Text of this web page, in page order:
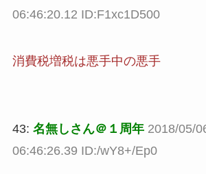
06:46:20.12 ID:F1xc1D500
消費税増税は悪手中の悪手
43: 名無しさん＠１周年 2018/05/
06:46:26.39 ID:/wY8+/Ep0